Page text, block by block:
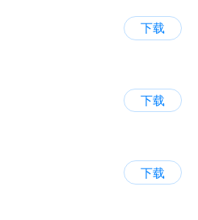
下载
下载
下载